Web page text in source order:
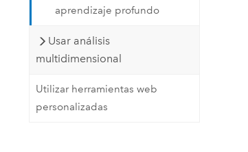
aprendizaje profundo
Usar análisis
multidimensional
Utilizar herramientas web
personalizadas